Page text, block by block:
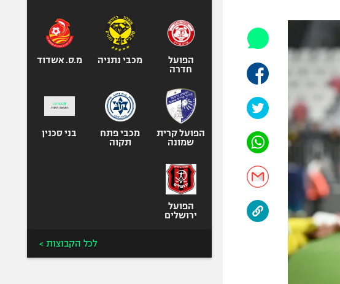
אופניים
ספורט מוטורי
כדורמים
בייסבול MLB
ספורט אתגרי
אומנויות לחימה
הפועל
חדרה
מכבי נתניה מ.ס. אשדוד
הפועל קרית
שמונה
מכבי פתח
תקוה
בני סכנין
הפועל
ירושלים
לכל הקבוצות >